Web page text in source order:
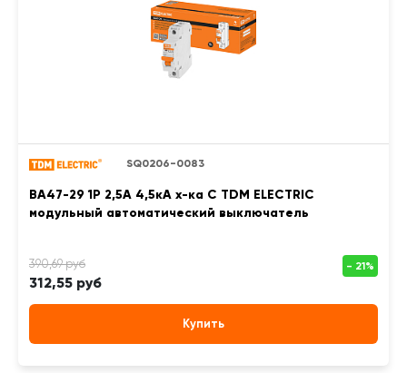
SQ0206-0083
ВА47-29 1Р 2,5А 4,5кА х-ка С TDM ELECTRIC
модульный автоматический выключатель
312,55 руб
Купить